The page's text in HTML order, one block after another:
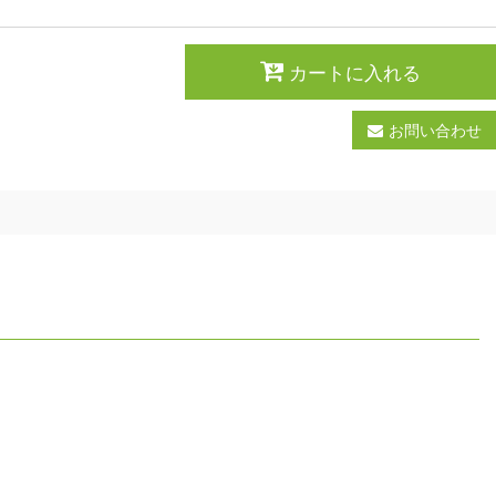
カートに入れる
お問い合わせ